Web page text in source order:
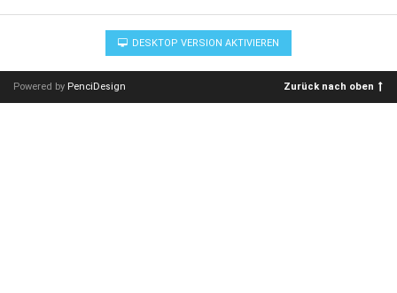
DESKTOP VERSION AKTIVIEREN
Powered by PenciDesign Zurück nach oben